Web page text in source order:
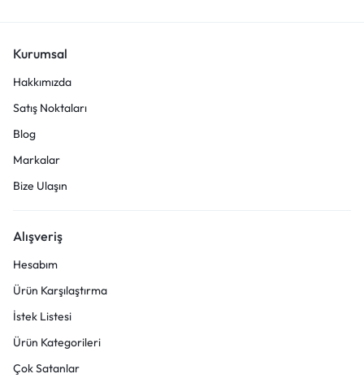
Kurumsal
Hakkımızda
Satış Noktaları
Blog
Markalar
Bize Ulaşın
Alışveriş
Hesabım
Ürün Karşılaştırma
İstek Listesi
Ürün Kategorileri
Çok Satanlar